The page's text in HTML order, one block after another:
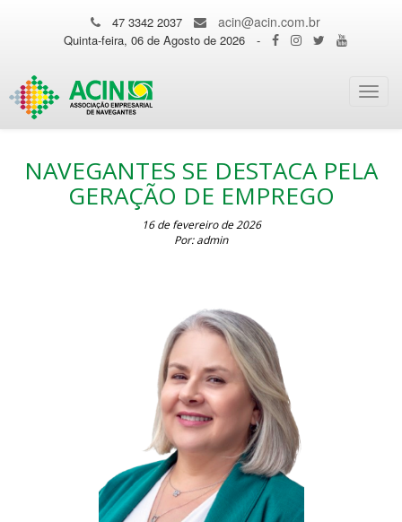
47 3342 2037 acin@acin.com.br
Quinta-feira, 06 de Agosto de 2026 -
NAVEGANTES SE DESTACA PELA
GERAÇÃO DE EMPREGO
16 de fevereiro de 2026
Por: admin